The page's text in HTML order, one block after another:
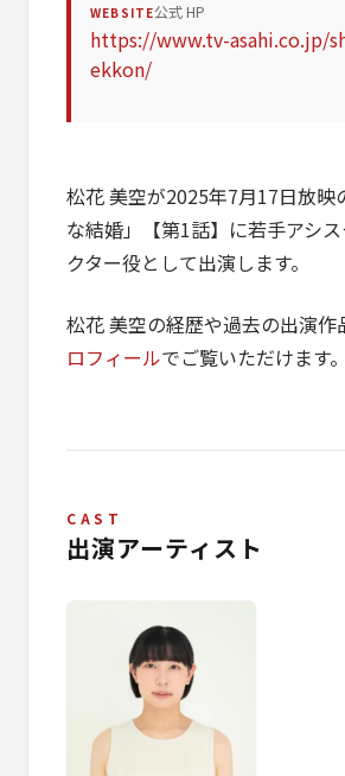
WEBSITE公式 HP
https://www.tv-asahi.co.jp/
ekkon/
松花 美空が2025年7月17日放映
な結婚」【第1話】に若手アシ
クター役として出演します。
松花 美空の経歴や過去の出演作
ロフィールでご覧いただけます。
CAST
出演アーティスト